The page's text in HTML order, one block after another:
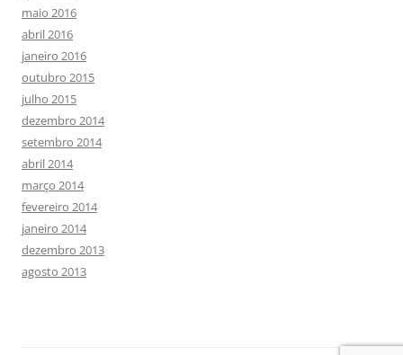
maio 2016
abril 2016
janeiro 2016
outubro 2015
julho 2015
dezembro 2014
setembro 2014
abril 2014
março 2014
fevereiro 2014
janeiro 2014
dezembro 2013
agosto 2013